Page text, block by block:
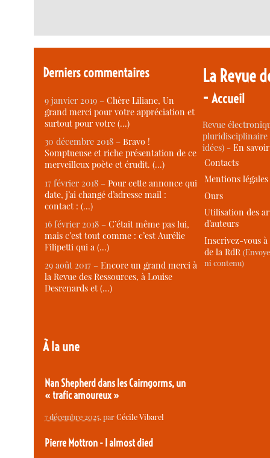
Derniers commentaires
9 janvier 2019 –Chère Liliane, Un
grand merci pour votre appréciation et
surtout pour votre (…)
30 décembre 2018 –Bravo !
Somptueuse et riche présentation de ce
merveilleux poète et érudit. (…)
17 février 2018 –Pour cette annonce qui
date, j’ai changé d’adresse mail :
contact : (…)
16 février 2018 –C’était même pas lui,
mais c’est tout comme : c’est Aurélie
Filipetti qui a (…)
29 août 2017 –Encore un grand merci à
la Revue des Ressources, à Louise
Desrenards et (…)
À la une
Nan Shepherd dans les Cairngorms, un
« trafic amoureux »
7 décembre 2025, parCécile Vibarel
Pierre Mottron - I almost died
La Revue
-Accueil
Revue
idées) -En
Contacts
Mentions légales
Ours
Utilisation des
d’auteurs
Inscrivez-vous
de la RdR
ni contenu)